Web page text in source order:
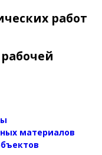
работ
материалов